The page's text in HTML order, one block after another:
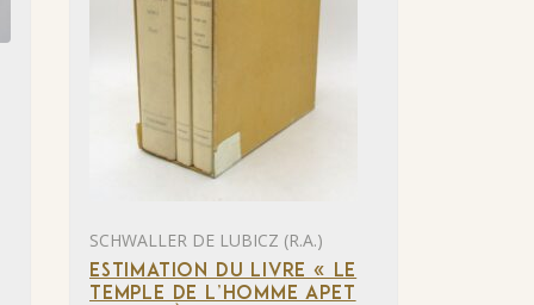
SCHWALLER DE LUBICZ (R.A.)
ESTIMATION DU LIVRE « LE
TEMPLE DE L’HOMME APET